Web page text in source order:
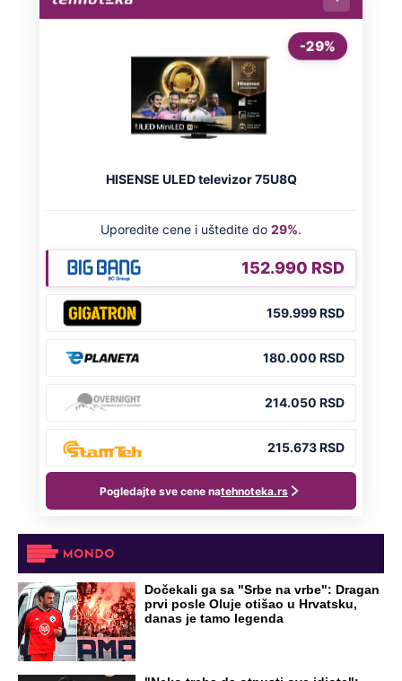
Dino Rađa: "Znate šta, zabole me više
ona stvar i za četnike i za ustaše"
Ovo su neradni dani početkom 2026.
godine: Organizujte sebi mini odmor od
čak četiri slobodna dana